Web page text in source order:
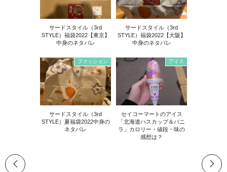
サードスタイル（3rd
STYLE）福袋2022【東京】
中身のネタバレ
サードスタイル（3rd
STYLE）福袋2022【大阪】
中身のネタバレ
ファッション
サードスタイル（3rd
STYLE）夏福袋2022中身の
ネタバレ
アイス
セイコーマートのアイス
「北海道ハスカップ＆バニ
ラ」カロリー・値段・味の
感想は？